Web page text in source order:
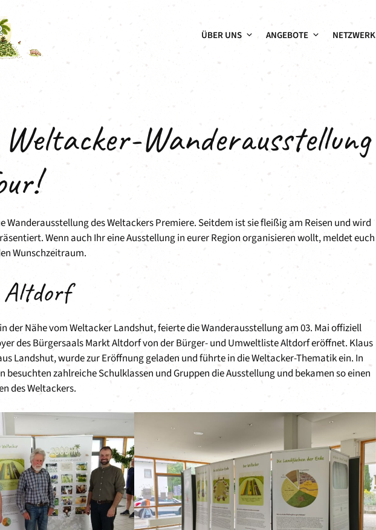
ÜBER UNS ANGEBOTE NETZWERK
Wanderausstellung
Wanderausstellung des Weltackers Premiere. Seitdem ist sie fleißig am Reisen und wird
Wenn auch Ihr eine Ausstellung in eurer Region organisieren wollt, meldet euch
Wunschzeitraum.
Altdorf
der Nähe vom Weltacker Landshut, feierte die Wanderausstellung am 03. Mai offiziell
des Bürgersaals Markt Altdorf von der Bürger- und Umweltliste Altdorf eröffnet. Klaus
Landshut, wurde zur Eröffnung geladen und führte in die Weltacker-Thematik ein. In
besuchten zahlreiche Schulklassen und Gruppen die Ausstellung und bekamen so einen
des Weltackers.